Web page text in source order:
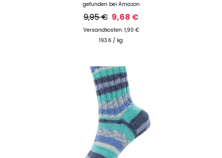
gefunden bei Amazon
9,95 € 9,68 €
Versandkosten: 1,90 €
193.6 / kg